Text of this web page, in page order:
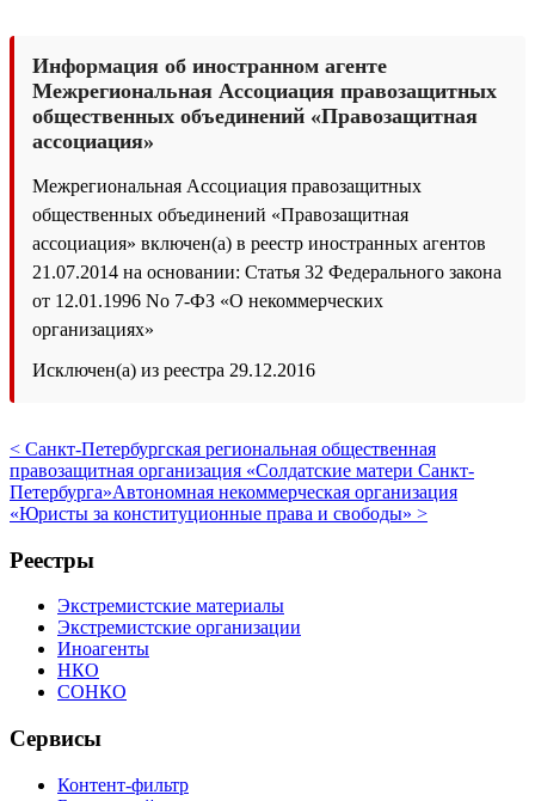
Информация об иностранном агенте
Межрегиональная Ассоциация правозащитных
общественных объединений «Правозащитная
ассоциация»
Межрегиональная Ассоциация правозащитных
общественных объединений «Правозащитная
ассоциация» включен(а) в реестр иностранных агентов
21.07.2014 на основании: Статья 32 Федерального закона
от 12.01.1996 No 7-ФЗ «О некоммерческих
организациях»
Исключен(а) из реестра 29.12.2016
< Санкт-Петербургская региональная общественная
правозащитная организация «Солдатские матери Санкт-
Петербурга»Автономная некоммерческая организация
«Юристы за конституционные права и свободы» >
Реестры
Экстремистские материалы
Экстремистские организации
Иноагенты
НКО
СОНКО
Сервисы
Контент-фильтр